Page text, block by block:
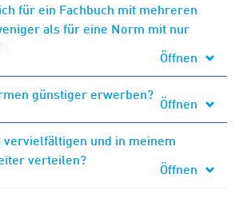
für ein Fachbuch mit mehreren
als für eine Norm mit nur
Öffnen
günstiger erwerben?
Öffnen
vervielfältigen und in meinem
verteilen?
Öffnen